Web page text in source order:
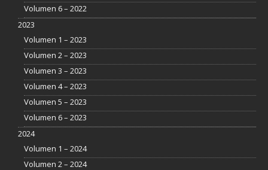
Volumen 6 – 2022
2023
Volumen 1 – 2023
Volumen 2 – 2023
Volumen 3 – 2023
Volumen 4 – 2023
Volumen 5 – 2023
Volumen 6 – 2023
2024
Volumen 1 – 2024
Volumen 2 – 2024